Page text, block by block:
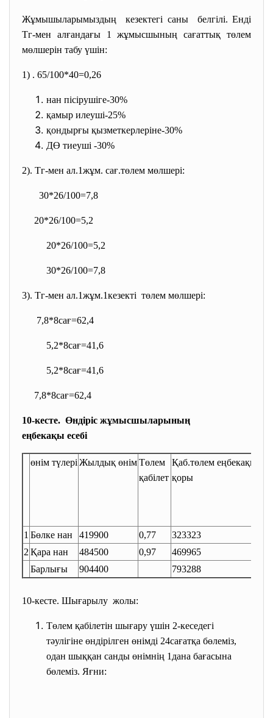
Жұмышыларымыздың кезектегі саны белгілі. Енді
Тг-мен алғандағы 1 жұмысшының сағаттық төлем
мөлшерін табу үшін:
1) . 65/100*40=0,26
нан пісірушіге-30%
қамыр илеуші-25%
қондырғы қызметкерлеріне-30%
ДӨ тиеуші -30%
2). Тг-мен ал.1жұм. сағ.төлем мөлшері:
30*26/100=7,8
20*26/100=5,2
20*26/100=5,2
30*26/100=7,8
3). Тг-мен ал.1жұм.1кезекті төлем мөлшері:
7,8*8сағ=62,4
5,2*8сағ=41,6
5,2*8сағ=41,6
7,8*8сағ=62,4
10-кесте. Өндіріс жұмысшыларының
еңбекақы есебі
өнім түлері Жылдық өнімТөлем
қабілет
Қаб.төлем еңбекақы
қоры
1 Бөлке нан 419900 0,77 323323
2 Қара нан 484500 0,97 469965
Барлығы
904400 793288
10-кесте. Шығарылу жолы:
Төлем қабілетін шығару үшін 2-кеседегі
тәулігіне өндірілген өнімді 24сағатқа бөлеміз,
одан шыққан санды өнімнің 1дана бағасына
бөлеміз. Яғни: